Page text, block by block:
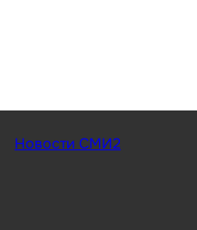
Новости СМИ2